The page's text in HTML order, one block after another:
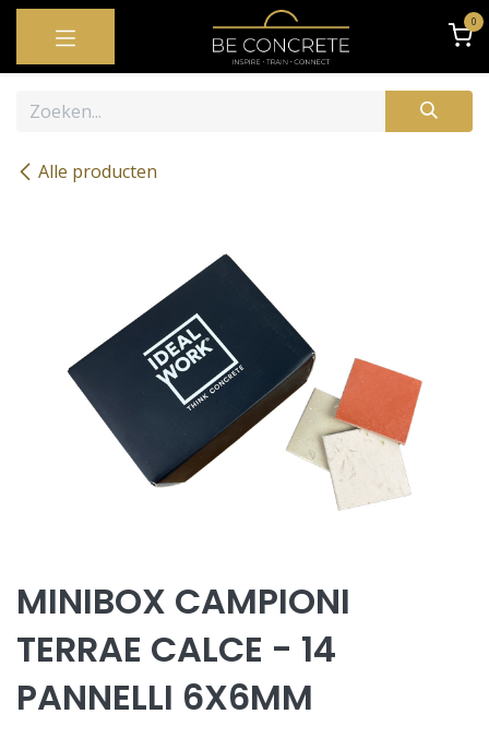
OVERSLAAN NAAR INHOUD 0
Alle producten
MINIBOX CAMPIONI
TERRAE CALCE - 14
PANNELLI 6X6MM